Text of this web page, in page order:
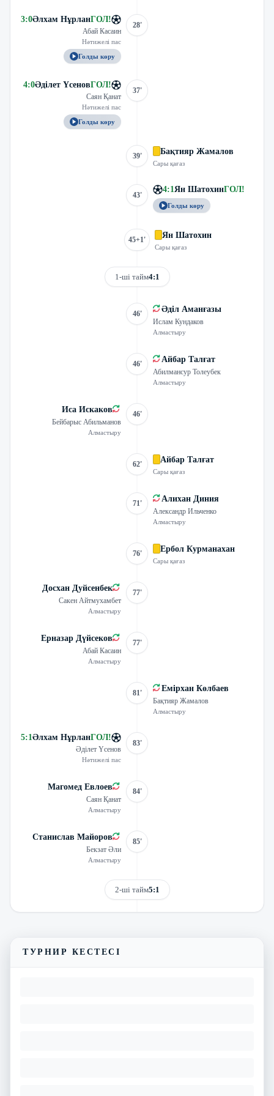
3:0Әлхам НұрланГОЛ!
Абай Касаин
Нәтижелі пас
Голды көру
28'
4:0Әділет ҮсеновГОЛ!
Саян Қанат
Нәтижелі пас
Голды көру
37'
39' Бақтияр Жамалов
Сары қағаз
43'
4:1Ян ШатохинГОЛ!
Голды көру
45+1' Ян Шатохин
Сары қағаз
1-ші тайм4:1
46' Әділ Аманғазы
Ислам Кундаков
Алмастыру
46' Айбар Талғат
Абилмансур Толеубек
Алмастыру
Иса Искаков
Бейбарыс Абильманов
Алмастыру
46'
62' Айбар Талғат
Сары қағаз
71' Алихан Диния
Александр Ильченко
Алмастыру
76' Ербол Курманахан
Сары қағаз
Досхан Дуйсенбек
Сакен Айтмухамбет
Алмастыру
77'
Ерназар Дүйсеков
Абай Касаин
Алмастыру
77'
81' Емірхан Көлбаев
Бақтияр Жамалов
Алмастыру
5:1Әлхам НұрланГОЛ!
Әділет Үсенов
Нәтижелі пас
83'
Магомед Евлоев
Саян Қанат
Алмастыру
84'
Станислав Майоров
Бекзат Әли
Алмастыру
85'
2-ші тайм5:1
ТУРНИР КЕСТЕСІ